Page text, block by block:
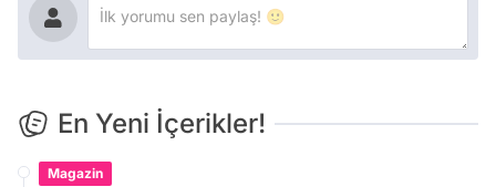
En Yeni İçerikler!
Magazin